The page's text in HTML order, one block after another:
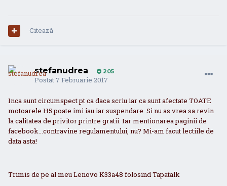
Citează
stefanudrea 205
Postat 7 Februarie 2017
Inca sunt circumspect pt ca daca scriu iar ca sunt afectate TOATE
motoarele H5 poate imi iau iar suspendare. Si nu as vrea sa revin
la calitatea de privitor printre gratii. Iar mentionarea paginii de
facebook...contravine regulamentului, nu? Mi-am facut lectiile de
data asta!
Trimis de pe al meu Lenovo K33a48 folosind Tapatalk